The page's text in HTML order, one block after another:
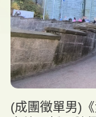
(成團徵單男)